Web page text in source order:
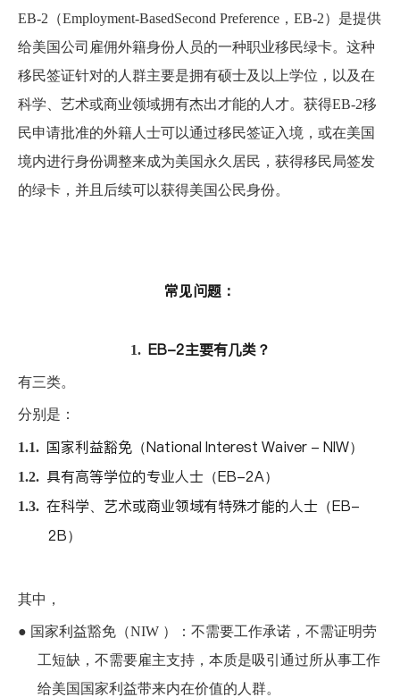
EB-2（Employment-BasedSecond Preference，EB-2）是提供
给美国公司雇佣外籍身份人员的一种职业移民绿卡。这种
移民签证针对的人群主要是拥有硕士及以上学位，以及在
科学、艺术或商业领域拥有杰出才能的人才。获得EB-2移
民申请批准的外籍人士可以通过移民签证入境，或在美国
境内进行身份调整来成为美国永久居民，获得移民局签发
的绿卡，并且后续可以获得美国公民身份。
常见问题：
1. EB-2主要有几类？
有三类。
分别是：
1.1. 国家利益豁免（National Interest Waiver - NIW）
1.2. 具有高等学位的专业人士（EB-2A）
1.3. 在科学、艺术或商业领域有特殊才能的人士（EB-
2B）
其中，
● 国家利益豁免（NIW ）：不需要工作承诺，不需证明劳
工短缺，不需要雇主支持，本质是吸引通过所从事工作
给美国国家利益带来内在价值的人群。